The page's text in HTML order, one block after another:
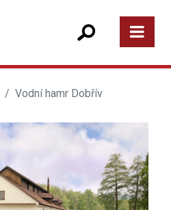
Vodní hamr Dobřív